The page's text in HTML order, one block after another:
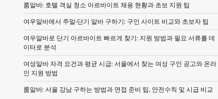
룸알바: 호텔 객실 청소 아르바이트 채용 현황과 초보 지원 팁
여우알바에서 주말·단기 알바 구하기: 구인 사이트 비교와 초보자 팁
여우알바로 단기 아르바이트 빠르게 찾기: 지원 방법과 필요 서류를 데
이터로 분석
여성알바 자격 요건과 평균 시급: 서울에서 찾는 여성 구인 공고와 온라
인 지원 방법
룸알바: 서울 강남 구하는 방법과 면접 준비 팁, 안전수칙 및 시급 비교